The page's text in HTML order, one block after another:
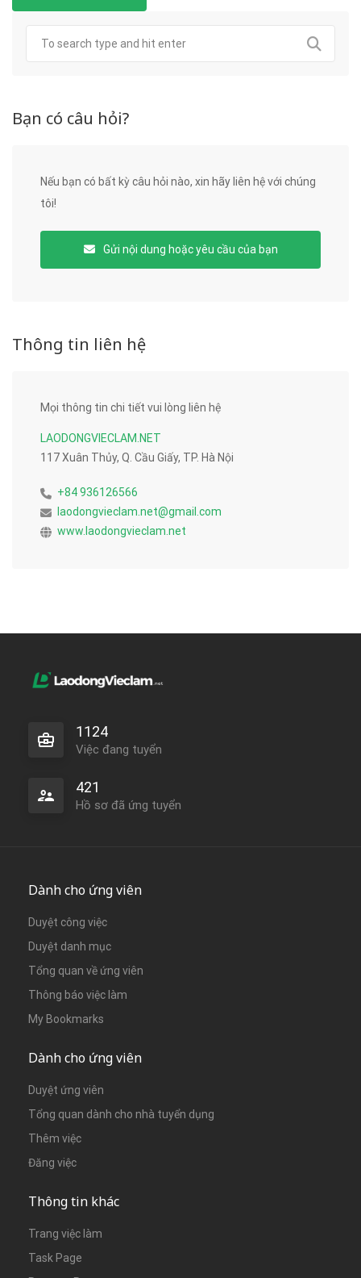
Bạn có câu hỏi?
Nếu bạn có bất kỳ câu hỏi nào, xin hãy liên hệ với chúng
tôi!
Gửi nội dung hoặc yêu cầu của bạn
Thông tin liên hệ
Mọi thông tin chi tiết vui lòng liên hệ
LAODONGVIECLAM.NET
117 Xuân Thủy, Q. Cầu Giấy, TP. Hà Nội
+84 936126566
laodongvieclam.net@gmail.com
www.laodongvieclam.net
1124
Việc đang tuyển
421
Hồ sơ đã ứng tuyển
Dành cho ứng viên
Duyệt công việc
Duyệt danh mục
Tổng quan về ứng viên
Thông báo việc làm
My Bookmarks
Dành cho ứng viên
Duyệt ứng viên
Tổng quan dành cho nhà tuyển dụng
Thêm việc
Đăng việc
Thông tin khác
Trang việc làm
Task Page